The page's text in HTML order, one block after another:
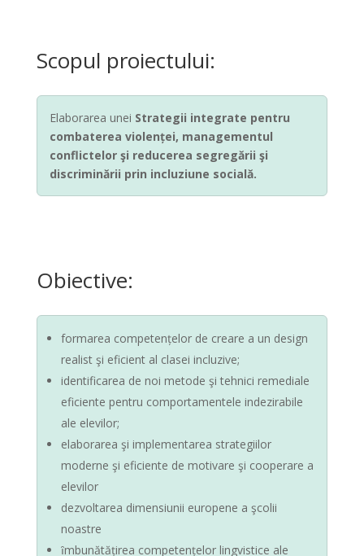
Scopul proiectului:
Elaborarea unei Strategii integrate pentru
combaterea violenței, managementul
conflictelor şi reducerea segregării şi
discriminării prin incluziune socială.
Obiective:
formarea competențelor de creare a un design
realist şi eficient al clasei incluzive;
identificarea de noi metode şi tehnici remediale
eficiente pentru comportamentele indezirabile
ale elevilor;
elaborarea şi implementarea strategiilor
moderne şi eficiente de motivare şi cooperare a
elevilor
dezvoltarea dimensiunii europene a şcolii
noastre
ȋmbunătățirea competențelor lingvistice ale